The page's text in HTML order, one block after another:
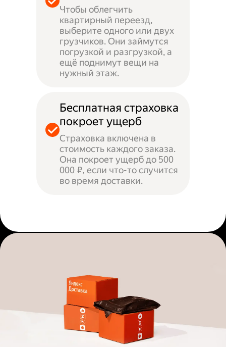
Чтобы облегчить
квартирный переезд,
выберите одного или двух
грузчиков. Они займутся
погрузкой и разгрузкой, а
ещё поднимут вещи на
нужный этаж.
Бесплатная страховка
покроет ущерб
Страховка включена в
стоимость каждого заказа.
Она покроет ущерб до 500
000 ₽, если что-то случится
во время доставки.